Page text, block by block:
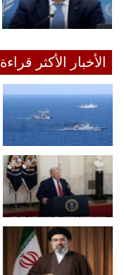
الأخبار الأكثر قراءة